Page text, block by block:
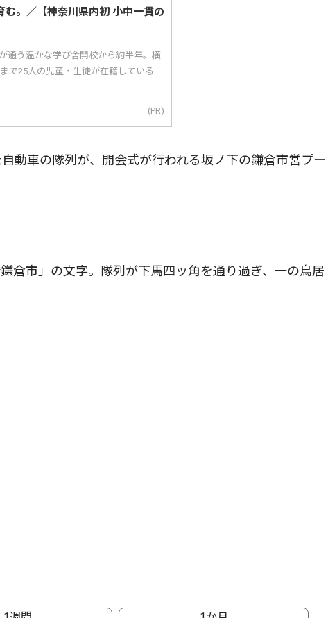
む。／【神奈川県内初 小中一貫の
通う温かな学び舎開校から約半年。横
で25人の児童・生徒が在籍している
(PR)
動車の隊列が、開会式が行われる坂ノ下の鎌倉市営プー
市」の文字。隊列が下馬四ッ角を通り過ぎ、一の鳥居